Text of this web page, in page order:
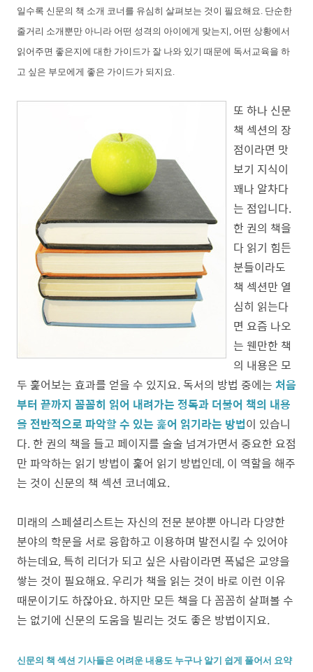
일수록 신문의 책 소개 코너를 유심히 살펴보는 것이 필요해요. 단순한
줄거리 소개뿐만 아니라 어떤 성격의 아이에게 맞는지, 어떤 상황에서
읽어주면 좋은지에 대한 가이드가 잘 나와 있기 때문에 독서교육을 하
고 싶은 부모에게 좋은 가이드가 되지요.
또 하나 신문
책 섹션의 장
점이라면 맛
보기 지식이
꽤나 알차다
는 점입니다.
한 권의 책을
다 읽기 힘든
분들이라도
책 섹션만 열
심히 읽는다
면 요즘 나오
는 웬만한 책
의 내용은 모
두 훑어보는 효과를 얻을 수 있지요. 독서의 방법 중에는 처음
부터 끝까지 꼼꼼히 읽어 내려가는 정독과 더불어 책의 내용
을 전반적으로 파악할 수 있는 훑어 읽기라는 방법이 있습니
다. 한 권의 책을 들고 페이지를 술술 넘겨가면서 중요한 요점
만 파악하는 읽기 방법이 훑어 읽기 방법인데, 이 역할을 해주
는 것이 신문의 책 섹션 코너예요.
미래의 스페셜리스트는 자신의 전문 분야뿐 아니라 다양한
분야의 학문을 서로 융합하고 이용하며 발전시킬 수 있어야
하는데요, 특히 리더가 되고 싶은 사람이라면 폭넓은 교양을
쌓는 것이 필요해요. 우리가 책을 읽는 것이 바로 이런 이유
때문이기도 하잖아요. 하지만 모든 책을 다 꼼꼼히 살펴볼 수
는 없기에 신문의 도움을 빌리는 것도 좋은 방법이지요.
신문의 책 섹션 기사들은 어려운 내용도 누구나 알기 쉽게 풀어서 요약